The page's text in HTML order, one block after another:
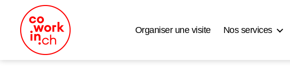
Coworking
Organiser une visite Nos services